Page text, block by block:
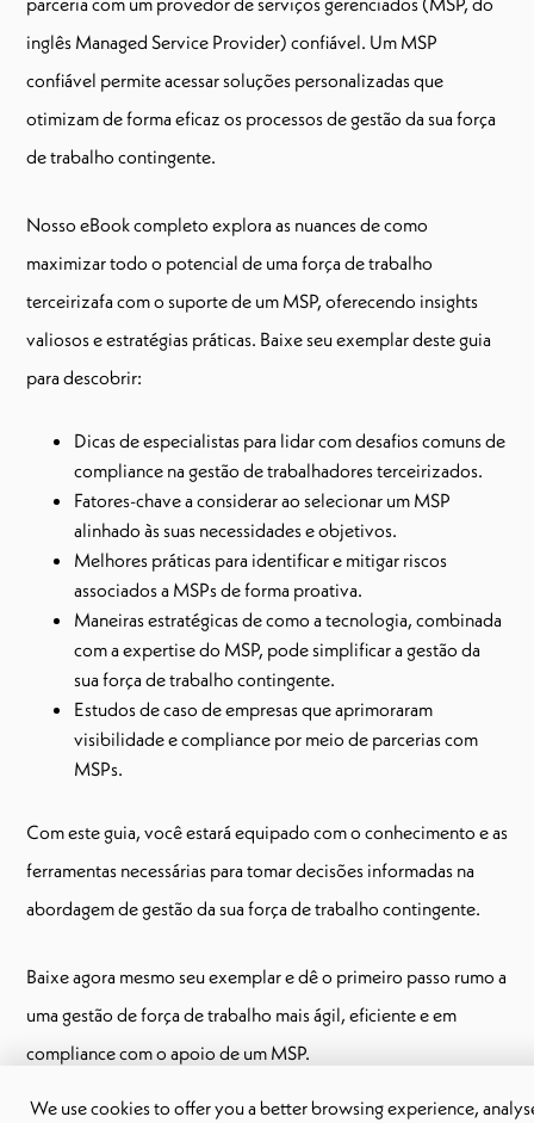
inglês Managed Service Provider) confiável. Um MSP
confiável permite acessar soluções personalizadas que
otimizam de forma eficaz os processos de gestão da sua força
de trabalho contingente.
Nosso eBook completo explora as nuances de como
maximizar todo o potencial de uma força de trabalho
terceirizafa com o suporte de um MSP, oferecendo insights
valiosos e estratégias práticas. Baixe seu exemplar deste guia
para descobrir:
Dicas de especialistas para lidar com desafios comuns de
compliance na gestão de trabalhadores terceirizados.
Fatores-chave a considerar ao selecionar um MSP
alinhado às suas necessidades e objetivos.
Melhores práticas para identificar e mitigar riscos
associados a MSPs de forma proativa.
Maneiras estratégicas de como a tecnologia, combinada
com a expertise do MSP, pode simplificar a gestão da
sua força de trabalho contingente.
Estudos de caso de empresas que aprimoraram
visibilidade e compliance por meio de parcerias com
MSPs.
Com este guia, você estará equipado com o conhecimento e as
ferramentas necessárias para tomar decisões informadas na
abordagem de gestão da sua força de trabalho contingente.
Baixe agora mesmo seu exemplar e dê o primeiro passo rumo a
uma gestão de força de trabalho mais ágil, eficiente e em
compliance com o apoio de um MSP.
We use cookies to offer you a better browsing experience,